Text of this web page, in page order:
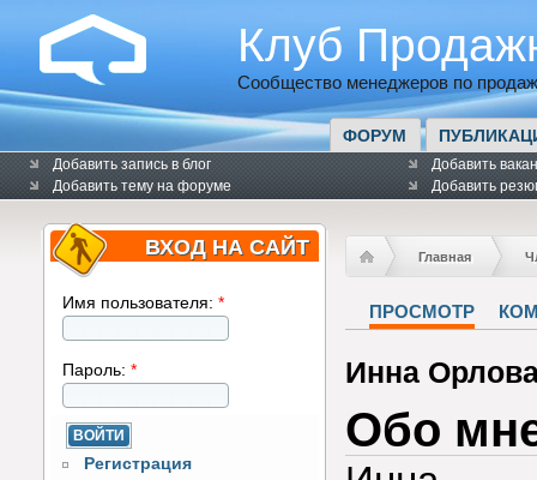
Клуб
Сообщество менеджеров по
ФОРУМ
Добавить запись в блог
Добавить тему на форуме
Добавить
Добавить
ВХОД НА САЙТ
Имя пользователя: *
Пароль: *
Регистрация
Главная
ПРОСМОТР
Инна
Обо